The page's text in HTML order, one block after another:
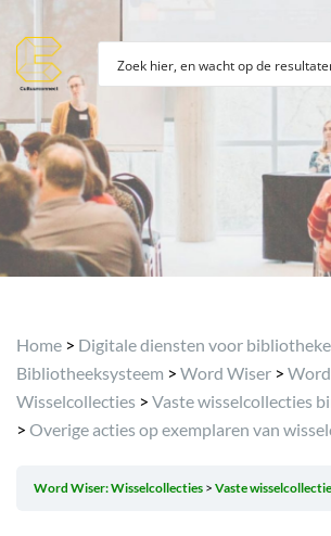
Home > Digitale diensten voor
Bibliotheeksysteem > Word Wiser >
Wisselcollecties > Vaste wisselcollecties
> Overige acties op exemplaren van
Word Wiser: Wisselcollecties Vaste wisselcollecties